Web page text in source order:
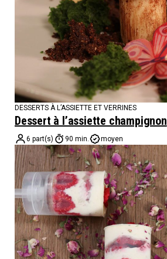
DESSERTS À L’ASSIETTE ET VERRINES
Dessert à l’assiette champignon
6 part(s) 90 min. moyen